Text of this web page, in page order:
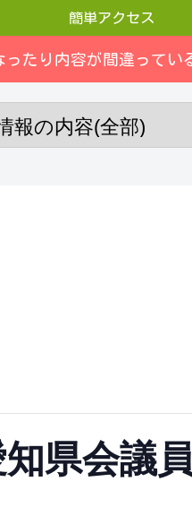
簡単アクセス
たり内容が間違って
県会議